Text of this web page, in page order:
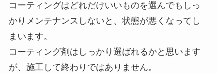
コーティングはどれだけいいものを選んでもしっ
かりメンテナンスしないと、状態が悪くなってし
まいます。
コーティング剤はしっかり選ばれるかと思います
が、施工して終わりではありません。